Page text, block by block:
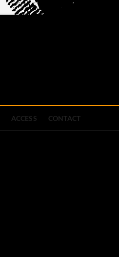
ACCESS CONTACT